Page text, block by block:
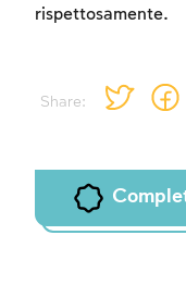
Share:
rispettosamente.